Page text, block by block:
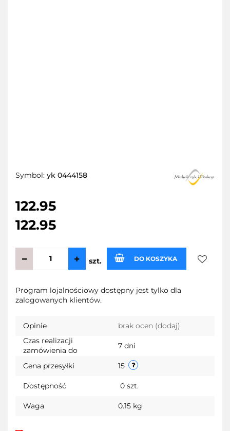
Symbol: yk 0444158
122.95
122.95
szt. DO KOSZYKA
Program lojalnościowy dostępny jest tylko dla
zalogowanych klientów.
Opinie brak ocen (dodaj)
Czas realizacji
zamówienia do
7 dni
Cena przesyłki 15
Dostępność 0 szt.
Waga 0.15 kg